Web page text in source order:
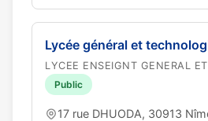
Lycée général et
LYCEE ENSEIGNT GENERAL
Public
17 rue DHUODA, 30913